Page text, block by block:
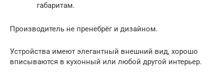
габаритам.
Производитель не пренебрёг и дизайном.
Устройства имеют элегантный внешний вид, хорошо
вписываются в кухонный или любой другой интерьер.